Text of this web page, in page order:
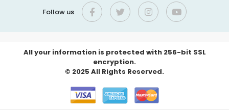
Follow us
All your information is protected with 256-bit SSL
encryption.
© 2025 All Rights Reserved.